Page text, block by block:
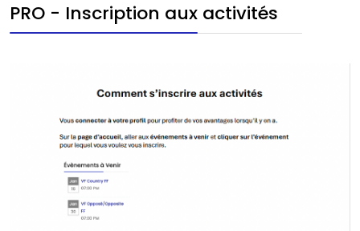
PRO - Inscription aux activités